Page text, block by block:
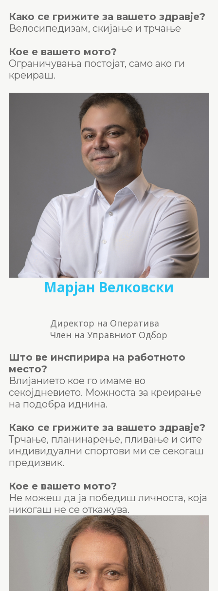
Како се грижите за вашето здравје?
Велосипедизам, скијање и трчање
Кое е вашето мото?
Ограничувања постојат, само ако ги
креираш.
Марјан Велковски
Директор на Оператива
Член на Управниот Одбор
Што ве инспирира на работното
место?
Влијанието кое го имаме во
секојдневието. Можноста за креирање
на подобра иднина.
Како се грижите за вашето здравје?
Трчање, планинарење, пливање и сите
индивидуални спортови ми се секогаш
предизвик.
Кое е вашето мото?
Не можеш да ја победиш личноста, која
никогаш не се откажува.